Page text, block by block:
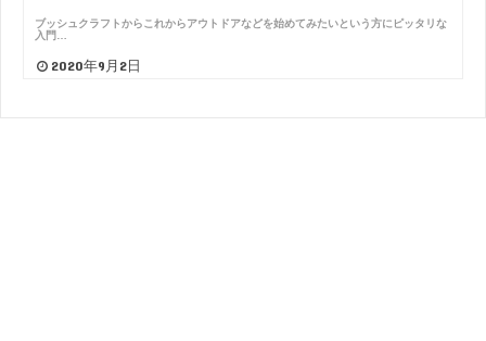
ブッシュクラフトからこれからアウトドアなどを始めてみたいという方にピッタリな
入門…
2020年9月2日